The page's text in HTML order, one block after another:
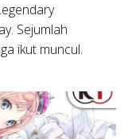
Sejumlah
ikut muncul.